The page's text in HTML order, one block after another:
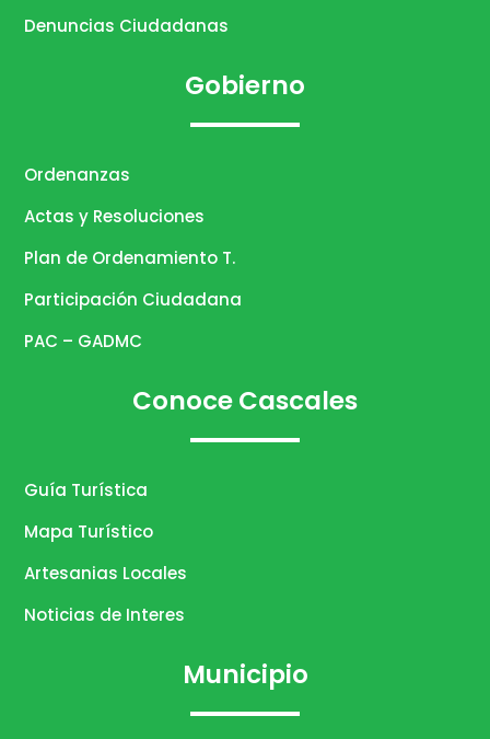
Denuncias Ciudadanas
Gobierno
Ordenanzas
Actas y Resoluciones
Plan de Ordenamiento T.
Participación Ciudadana
PAC – GADMC
Conoce Cascales
Guía Turística
Mapa Turístico
Artesanias Locales
Noticias de Interes
Municipio